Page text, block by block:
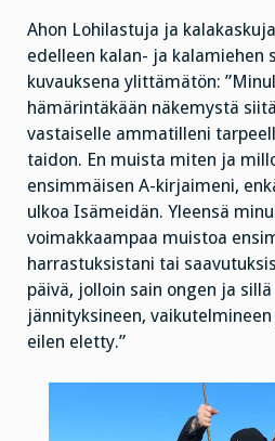
Ahon Lohilastuja ja
edelleen kalan- ja kalamiehen
kuvauksena ylittämätön:
hämärintäkään näkemystä
vastaiselle ammatilleni
taidon. En muista miten ja
ensimmäisen A-kirjaimeni,
ulkoa Isämeidän. Yleensä
voimakkaampaa muistoa
harrastuksistani tai
päivä, jolloin sain ongen ja
jännityksineen,
eilen eletty.”